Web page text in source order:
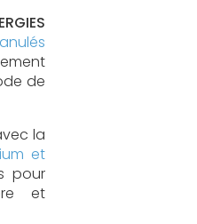
de
la
et
pour
et